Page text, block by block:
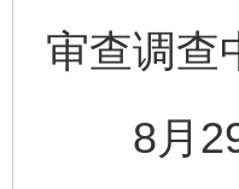
审查调查
8月29